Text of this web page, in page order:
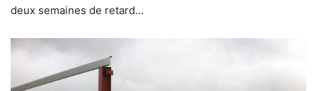
deux semaines de retard…